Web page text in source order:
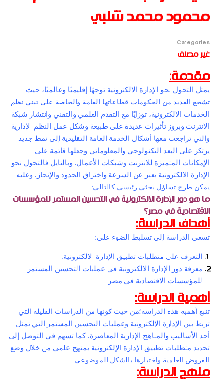
محمود محمد شلبي
Categories
غير مصنف
مقدمة:
يمثل التحول نحو الإدارة الالكترونية توجهًا إقليميًا وعالميًا، حيث
تشجع العديد من الحكومات قطاعاتها العامة والخاصة على تبني نظم
الخدمات الالكترونية، توزايًا مع التقدم العلمي والتقني وانتشار شبكة
الانترنت وبروز تأثيرات عديدة على طبيعة وشكل عمل النظم الإدارية
والتي تراجعت معها أشكال الخدمة العامة التقليدية إلى نمط جديد
يرتكز على البعد التكنولوجي والمعلوماتي وجعلها قائمة على
الإمكانات المتميزة للانترنت وشبكات الأعمال. وبالتايل فالتحول نحو
الإدارة الالكترونية يعبر عن السرعة واختراق الحدود والإنجاز. وعليه
يمكن طرح تساؤل بحثي رئيسي كالتالي:
ما هو دور الإدارة الالكترونية في التحسين المستمر للمؤسسات
الاقتصادية في مصر؟
أهداف الدراسة:
تسعى الدراسة إلى تسليط الضوء على:
التعرف على متطلبات تطبيق الإدارة الالكترونية.
معرفة دور الإدارة الالكترونية في عمليات التحسين المستمر
للمؤسسات الاقتصادية في مصر
أهمية الدراسة:
تنبع أهمية هذه الدراسة؛من حيث كونها من الدراسات القليلة التي
تربط بين الإدارة الإلكترونية وعمليات التحسين المستمر التي تمثل
أحد الأساليب والمناهج الإدارية المعاصرة. كما تسهم في التوصل إلى
تحديد متطلبات تطبيق الإدارة الإلكترونية بمنهج علمي من خلال وضع
الفروض العلمية واختبارها بالشكل الموضوعي.
منهج الدراسة: